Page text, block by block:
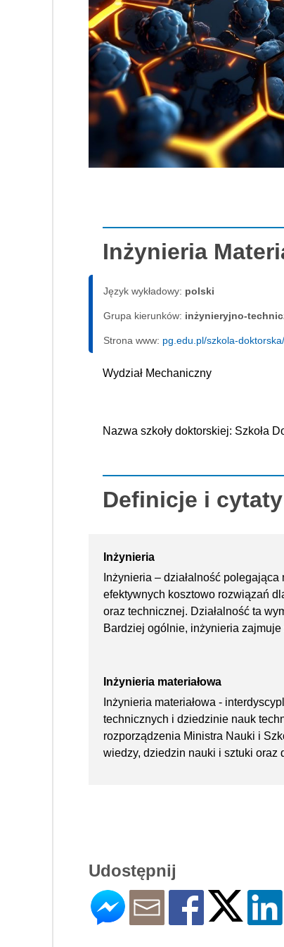
Inżynieria
Język wykładowy: polski
Grupa kierunków: inżynieryjno-
Strona www: pg.edu.pl/szkola-
Wydział Mechaniczny
Nazwa szkoły doktorskiej: Szkoła
Definicje i cytaty
Inżynieria
Inżynieria – działalność
efektywnych kosztowo rozwiązań
oraz technicznej. Działalność ta
Bardziej ogólnie, inżynieria
Inżynieria materiałowa
Inżynieria materiałowa -
technicznych i dziedzinie nauk
rozporządzenia Ministra Nauki i
wiedzy, dziedzin nauki i sztuki oraz
Udostępnij